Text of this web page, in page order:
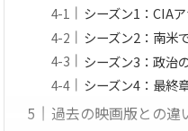
シーズン1：CIA
シーズン2：南米
シーズン3：政治
シーズン4：最終
過去の映画版との違